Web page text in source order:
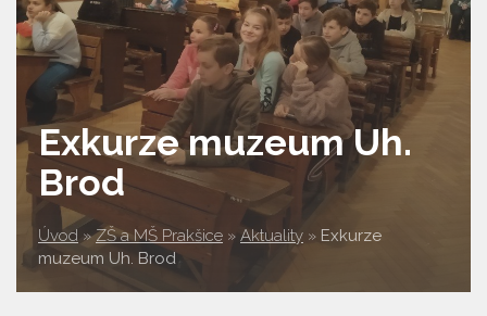
Exkurze muzeum Uh.
Brod
Úvod » ZŠ a MŠ Prakšice » Aktuality » Exkurze
muzeum Uh. Brod